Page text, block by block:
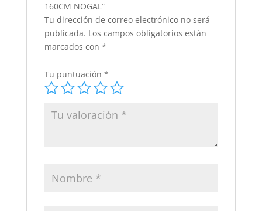
160CM NOGAL”
Tu dirección de correo electrónico no será
publicada. Los campos obligatorios están
marcados con *
Tu puntuación *